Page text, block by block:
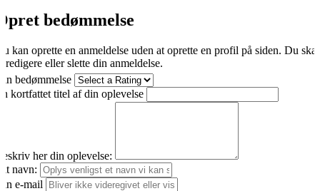
bedømmelse
kan oprette en anmeldelse uden at oprette en profil på siden. Du
redigere eller slette din anmeldelse.
bedømmelse
kortfattet titel af din oplevelse
her din oplevelse:
navn:
e-mail